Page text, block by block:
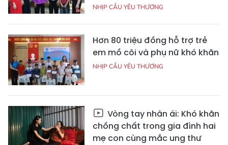
NHỊP CẦU YÊU THƯƠNG
Hơn 80 triệu đồng hỗ trợ trẻ
em mồ côi và phụ nữ khó khăn
NHỊP CẦU YÊU THƯƠNG
Vòng tay nhân ái: Khó khăn
chồng chất trong gia đình hai
mẹ con cùng mắc ung thư